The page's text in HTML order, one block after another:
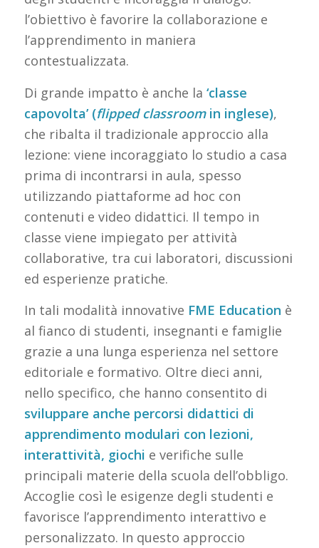
l’obiettivo è favorire la collaborazione e
l’apprendimento in maniera
contestualizzata.
Di grande impatto è anche la ‘classe
capovolta’ (flipped classroomin inglese),
che ribalta il tradizionale approccio alla
lezione: viene incoraggiato lo studio a casa
prima di incontrarsi in aula, spesso
utilizzando piattaforme ad hoc con
contenuti e video didattici. Il tempo in
classe viene impiegato per attività
collaborative, tra cui laboratori, discussioni
ed esperienze pratiche.
In tali modalità innovative FME Education è
al fianco di studenti, insegnanti e famiglie
grazie a una lunga esperienza nel settore
editoriale e formativo. Oltre dieci anni,
nello specifico, che hanno consentito di
sviluppare anche percorsi didattici di
apprendimento modulari con lezioni,
interattività, giochi e verifiche sulle
principali materie della scuola dell’obbligo.
Accoglie così le esigenze degli studenti e
favorisce l’apprendimento interattivo e
personalizzato. In questo approccio